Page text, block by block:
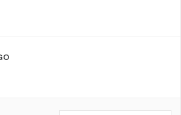
diffusa […]